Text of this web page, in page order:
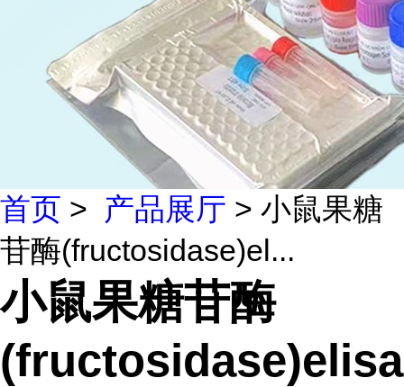
首页 > 产品展厅 > 小鼠果糖
苷酶(fructosidase)el...
小鼠果糖苷酶
(fructosidase)elisa